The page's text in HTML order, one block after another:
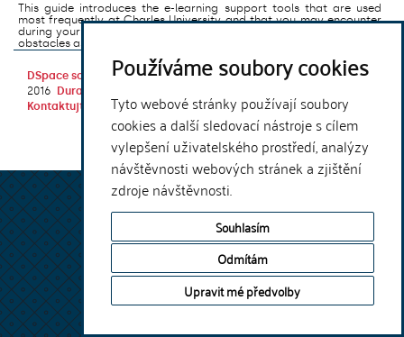
Používáme soubory cookies
Tyto webové stránky používají soubory
cookies a další sledovací nástroje s cílem
vylepšení uživatelského prostředí, analýzy
návštěvnosti webových stránek a zjištění
zdroje návštěvnosti.
Souhlasím
Odmítám
Upravit mé předvolby
This guide introduces the e-learning support tools that are used
most frequently at Charles University and that you may encounter
during your studies. It will also help you to avoid the most common
obstacles associated ...
DSpace software
copyright © 2002-
2016
DuraSpace
Kontaktujte nás
|Vyjádření názoru
Theme by